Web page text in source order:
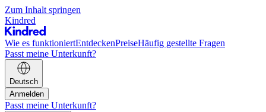
Zum Inhalt springen
Kindred
Wie es funktioniertEntdeckenPreiseHäufig gestellte Fragen
Passt meine Unterkunft?
Deutsch
Anmelden
Passt meine Unterkunft?